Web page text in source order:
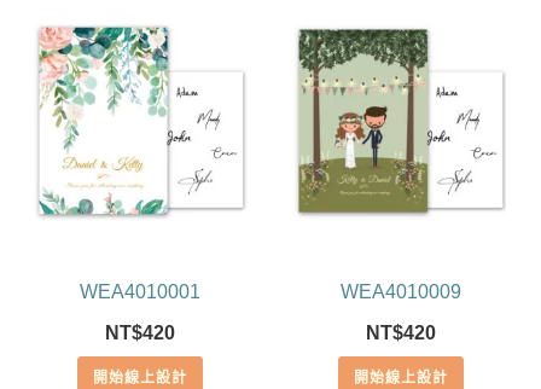
WEA4010001
NT$420
開始線上設計
WEA4010009
NT$420
開始線上設計